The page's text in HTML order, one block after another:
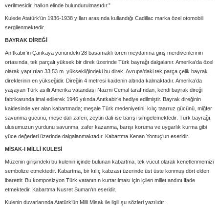
verilmesidir, halkın elinde bulundurulmasıdır.”
Kulede Atatürk’ün 1936-1938 yılları arasında kullandığı Cadillac marka özel otomobili
sergilenmektedir.
BAYRAK DİREĞİ
Anıtkabir’in Çankaya yönündeki 28 basamaklı tören meydanına giriş merdivenlerinin
ortasında, tek parçalı yüksek bir direk üzerinde Türk bayrağı dalgalanır. Amerika’da özel
olarak yaptırılan 33.53 m. yüksekliğindeki bu direk, Avrupa’daki tek parça çelik bayrak
direklerinin en yükseğidir. Direğin 4 metresi kaidenin altında kalmaktadır. Amerika’da
yaşayan Türk asıllı Amerika vatandaşı Nazmi Cemal tarafından, kendi bayrak direği
fabrikasında imal edilerek 1946 yılında Anıtkabir’e hediye edilmiştir. Bayrak direğinin
kaidesinde yer alan kabartmada; meşale Türk medeniyetini, kılıç taarruz gücünü, miğfer
savunma gücünü, meşe dalı zaferi, zeytin dalı ise barışı simgelemektedir. Türk bayrağı,
ulusumuzun yurdunu savunma, zafer kazanma, barışı koruma ve uygarlık kurma gibi
yüce değerleri üzerinde dalgalanmaktadır. Kabartma Kenan Yontuç’un eseridir.
MİSAK-I MİLLİ KULESİ
Müzenin girişindeki bu kulenin içinde bulunan kabartma, tek vücut olarak kenetlenmemizi
sembolize etmektedir. Kabartma, bir kılıç kabzası üzerinde üst üste konmuş dört elden
ibarettir. Bu komposizyon Türk vatanının kurtarılması için içilen millet andını ifade
etmektedir. Kabartma Nusret Suman’ın eseridir.
Kulenin duvarlarında Atatürk’ün Milli Misak ile ilgili şu sözleri yazılıdır: